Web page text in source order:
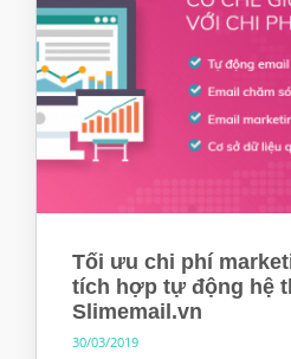
Tối ưu chi phí
tích hợp tự động hệ
Slimemail.vn
30/03/2019